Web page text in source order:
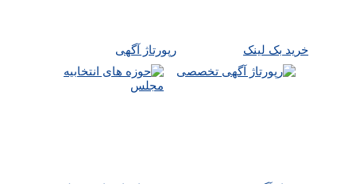
خرید بک لینک رپورتاژ آگهی